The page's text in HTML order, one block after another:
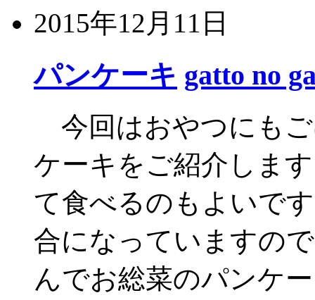
2015年12月11日
パンケーキ gatto no
今回はおやつにも
ケーキをご紹介しま
て食べるのもよいで
合になっていますの
んでお総菜のパンケ